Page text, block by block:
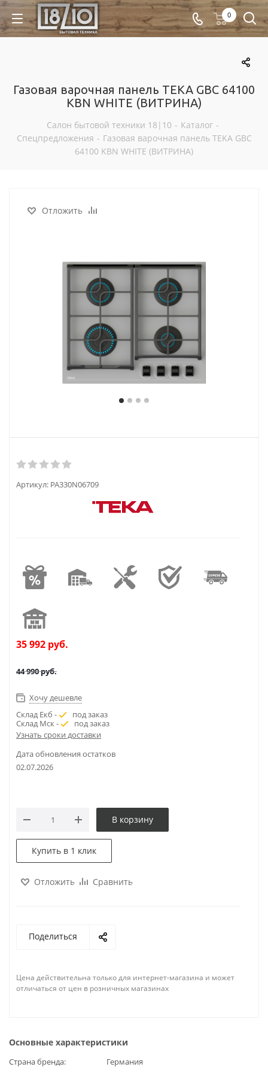
0
Газовая варочная панель TEKA GBC 64100
KBN WHITE (ВИТРИНА)
Салон бытовой техники 18|10 - Каталог -
Спецпредложения - Газовая варочная панель TEKA GBC
64100 KBN WHITE (ВИТРИНА)
Отложить
Артикул: PA330N06709
35 992 руб.
44 990руб.
Хочу дешевле
Склад Екб -
под заказ
Склад Мск -
под заказ
Узнать сроки доставки
Дата обновления остатков
02.07.2026
В корзину
Купить в 1 клик
Отложить Сравнить
Поделиться
Цена действительна только для интернет-магазина и может
отличаться от цен в розничных магазинах
Основные характеристики
Страна бренда
Германия